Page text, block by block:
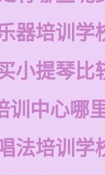
器培训学
小提琴比
训中心哪
法培训学